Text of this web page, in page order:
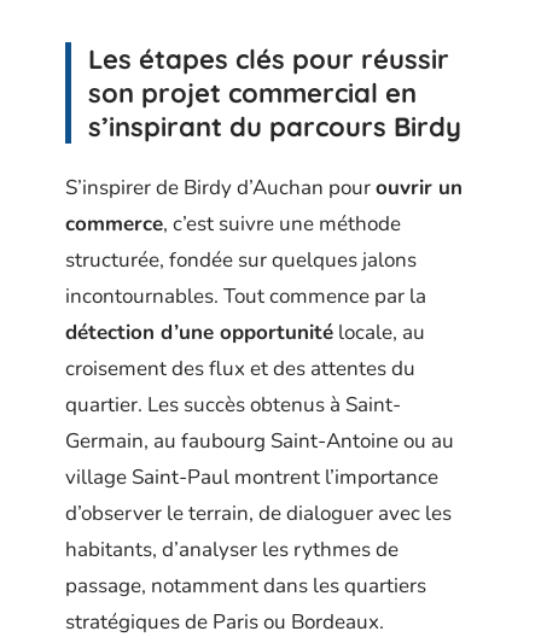
Les étapes clés pour réussir
son projet commercial en
s’inspirant du parcours Birdy
S’inspirer de Birdy d’Auchan pourouvrir un
commerce, c’est suivre une méthode
structurée, fondée sur quelques jalons
incontournables. Tout commence par la
détection d’une opportunité locale, au
croisement des flux et des attentes du
quartier. Les succès obtenus à Saint-
Germain, au faubourg Saint-Antoine ou au
village Saint-Paul montrent l’importance
d’observer le terrain, de dialoguer avec les
habitants, d’analyser les rythmes de
passage, notamment dans les quartiers
stratégiques de Paris ou Bordeaux.